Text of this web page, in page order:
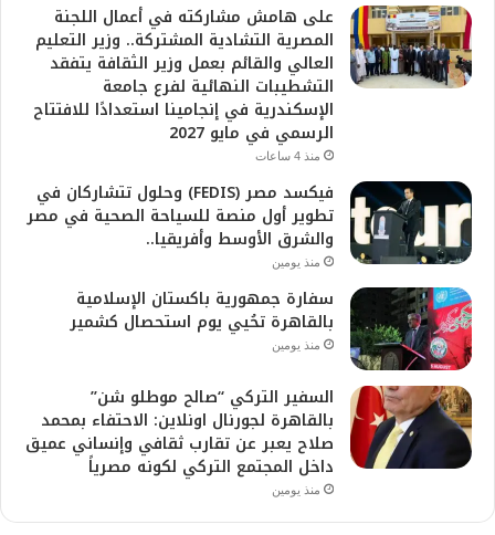
على هامش مشاركته في أعمال اللجنة
المصرية التشادية المشتركة.. وزير التعليم
العالي والقائم بعمل وزير الثقافة يتفقد
التشطيبات النهائية لفرع جامعة
الإسكندرية في إنجامينا استعدادًا للافتتاح
الرسمي في مايو 2027
منذ 4 ساعات
فيكسد مصر (FEDIS) وحلول تتشاركان في
تطوير أول منصة للسياحة الصحية في مصر
والشرق الأوسط وأفريقيا..
منذ يومين
سفارة جمهورية باكستان الإسلامية
بالقاهرة تحُيي يوم استحصال كشمير
منذ يومين
السفير التركي “صالح موطلو شن”
بالقاهرة لجورنال اونلاين: الاحتفاء بمحمد
صلاح يعبر عن تقارب ثقافي وإنساني عميق
داخل المجتمع التركي لكونه مصرياً
منذ يومين